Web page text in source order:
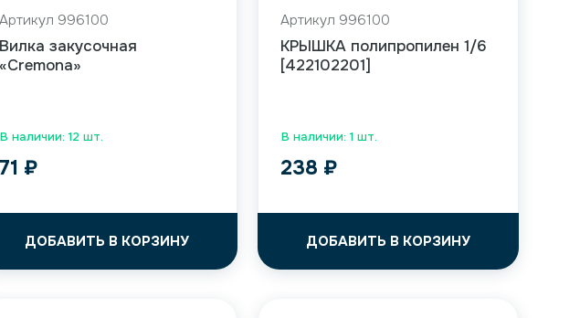
В наличии: 12 шт.
Артикул 996100
Вилка закусочная
«Cremona»
71 ₽
ДОБАВИТЬ В КОРЗИНУ
В наличии: 1 шт.
Артикул 996100
КРЫШКА полипропилен 1/6
[422102201]
238 ₽
ДОБАВИТЬ В КОРЗИНУ